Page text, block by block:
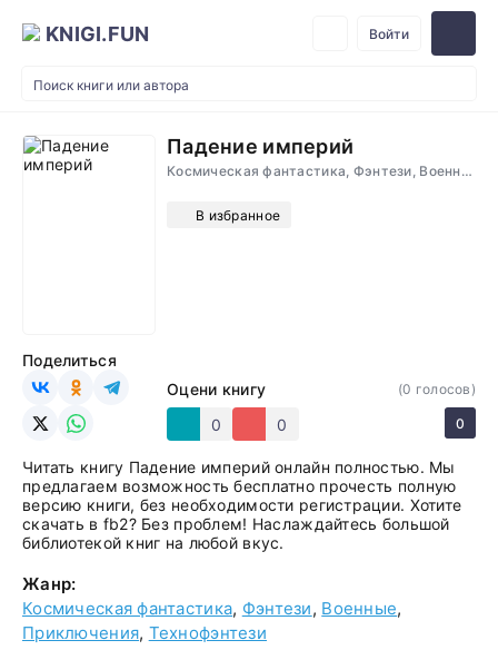
KNIGI.FUN Войти
Падение империй
Космическая фантастика, Фэнтези, Военные, Приключения, Технофэнтези
В избранное
Оцени книгу
0
0
(0 голосов)
0
Поделиться
Читать книгу Падение империй онлайн полностью. Мы
предлагаем возможность бесплатно прочесть полную
версию книги, без необходимости регистрации. Хотите
скачать в fb2? Без проблем! Наслаждайтесь большой
библиотекой книг на любой вкус.
Жанр:
Космическая фантастика, Фэнтези, Военные,
Приключения, Технофэнтези